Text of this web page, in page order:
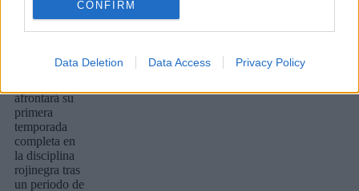
CONFIRM
Data Deletion Data Access Privacy Policy
La jugadora
afrontará su
primera
temporada
completa en
la disciplina
rojinegra tras
un periodo de